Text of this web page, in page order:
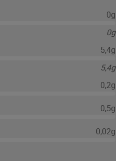
0g
0g
5,4g
5,4g
0,2g
0,5g
0,02g